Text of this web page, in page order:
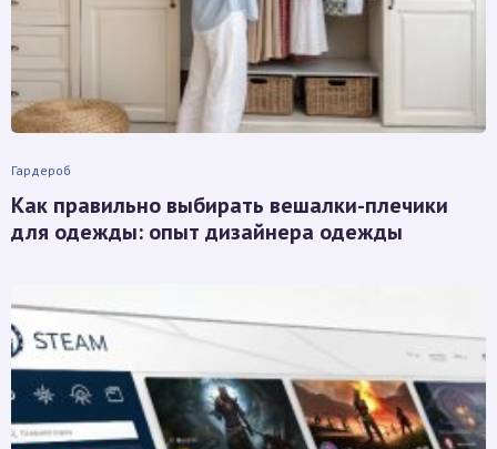
Гардероб
Как правильно выбирать вешалки-плечики
для одежды: опыт дизайнера одежды